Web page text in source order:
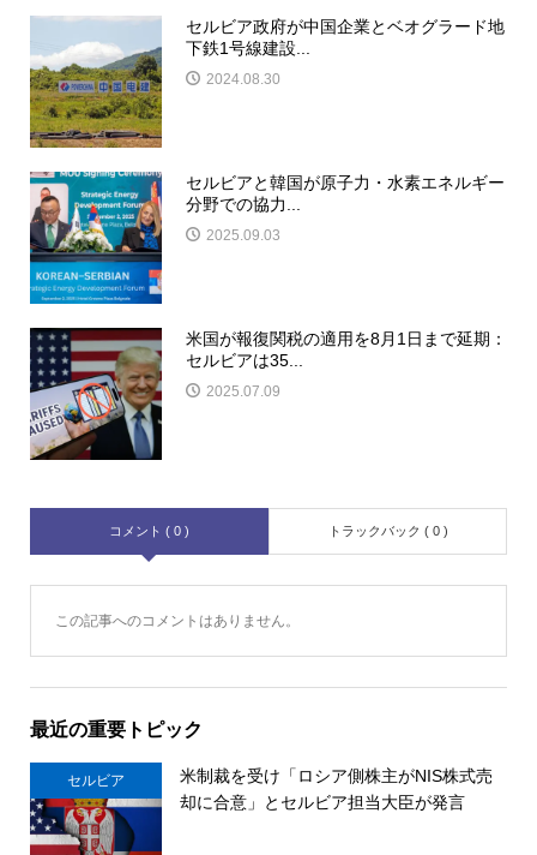
セルビア政府が中国企業とベオグラード地
下鉄1号線建設...
2024.08.30
セルビアと韓国が原子力・水素エネルギー
分野での協力...
2025.09.03
米国が報復関税の適用を8月1日まで延期：
セルビアは35...
2025.07.09
コメント ( 0 ) トラックバック ( 0 )
この記事へのコメントはありません。
最近の重要トピック
セルビア
米制裁を受け「ロシア側株主がNIS株式売
却に合意」とセルビア担当大臣が発言